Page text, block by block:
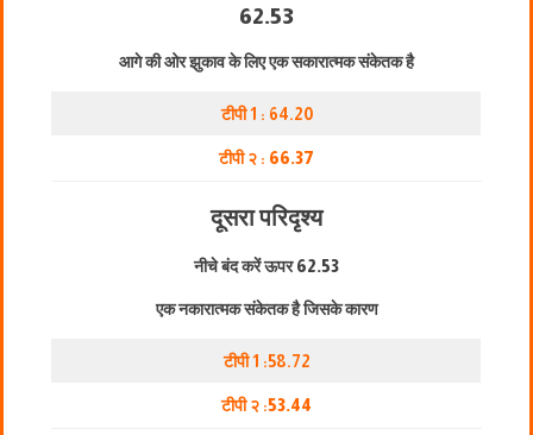
62.53
आगे की ओर झुकाव के लिए एक सकारात्मक संकेतक है
टीपी 1 : 64.20
टीपी २ : 66.37
दूसरा परिदृश्य
नीचे बंद करें ऊपर62.53
एक नकारात्मक संकेतक है जिसके कारण
टीपी 1 :58.72
टीपी २ :53.44